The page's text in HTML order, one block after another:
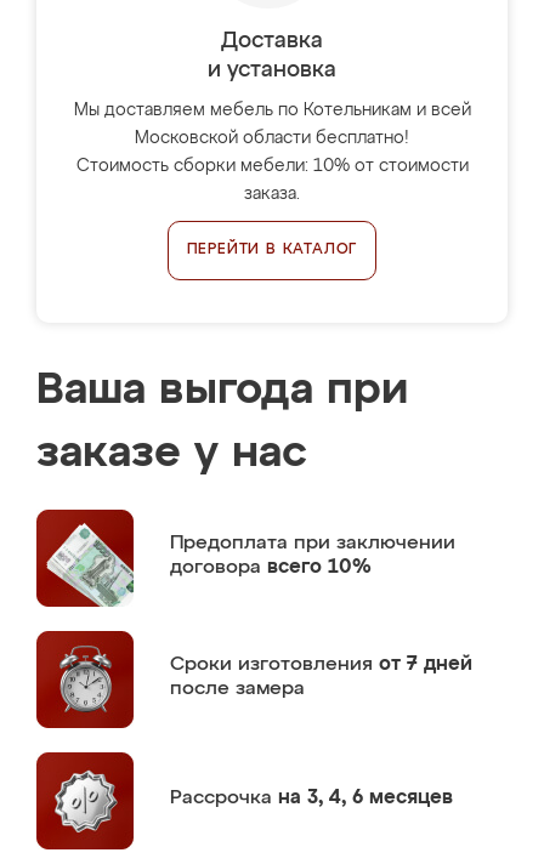
Доставка
и установка
Мы доставляем мебель по Котельникам и всей
Московской области бесплатно!
Стоимость сборки мебели: 10% от стоимости
заказа.
ПЕРЕЙТИ В КАТАЛОГ
Ваша выгода при
заказе у нас
Предоплата при заключении
договора всего 10%
Сроки изготовления от 7 дней
после замера
Рассрочка на 3, 4, 6 месяцев